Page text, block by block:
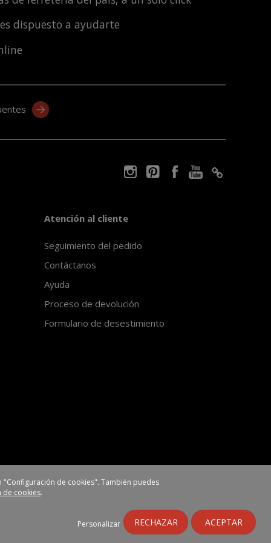
dispuesto a ayudarte
Atención al cliente
Seguimiento del pedido
Contáctanos
Ayuda
Proceso de devolución
Formulario de desestimiento
https://www.ehlis.es
de cookies". También puedes
de cookies.
Personalizar RECHAZAR ACEPTAR